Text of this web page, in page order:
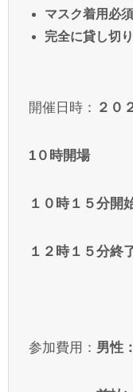
マスク着用必須
完全に貸し切
開催日時： ２０
1０時開場
１０時１５分開
１２時１５分終
参加費用： 男性